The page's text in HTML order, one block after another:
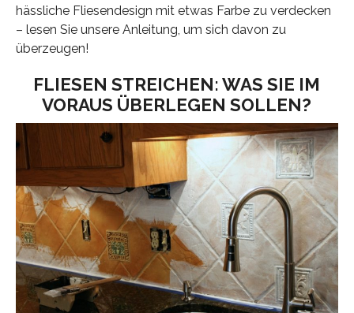
hässliche Fliesendesign mit etwas Farbe zu verdecken
– lesen Sie unsere Anleitung, um sich davon zu
überzeugen!
FLIESEN STREICHEN: WAS SIE IM
VORAUS ÜBERLEGEN SOLLEN?